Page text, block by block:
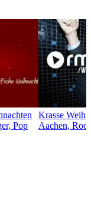
Pop
Krasse
Aachen,